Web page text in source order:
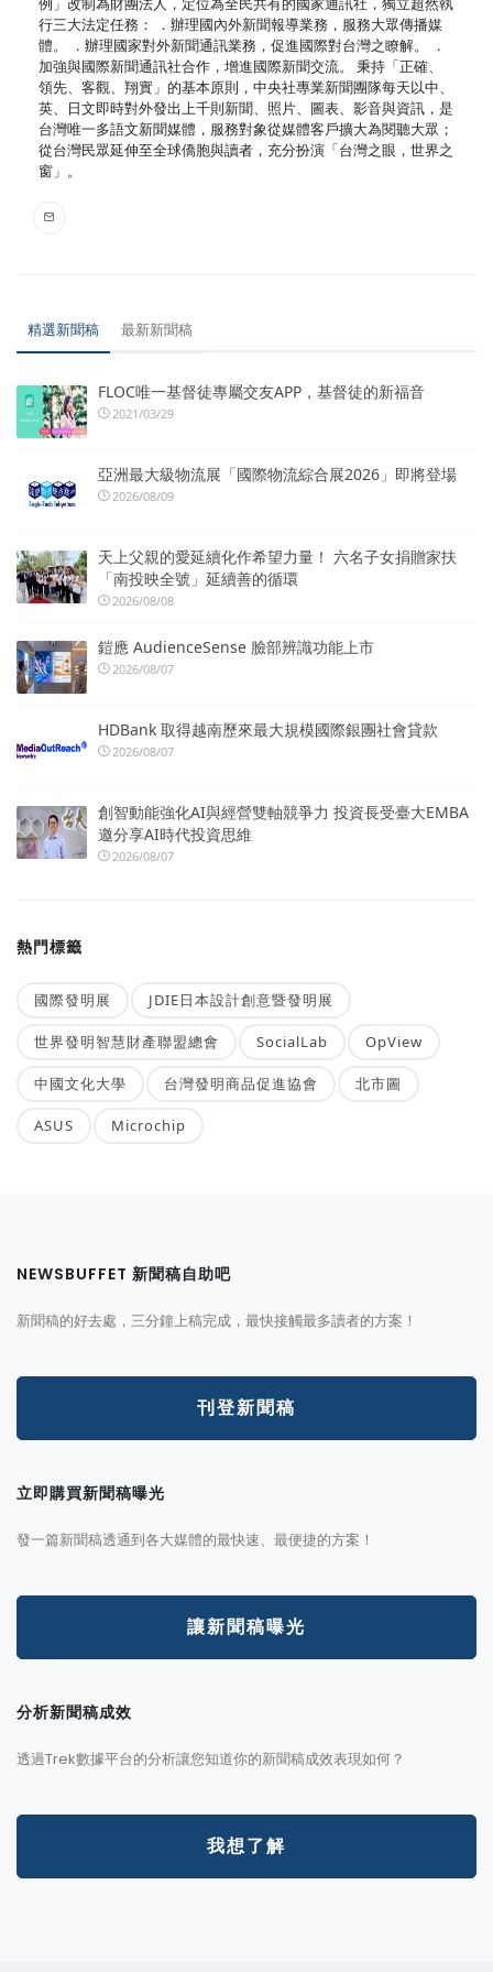
行三大法定任務： ．辦理國內外新聞報導業務，服務大眾傳播媒
體。 ．辦理國家對外新聞通訊業務，促進國際對台灣之瞭解。 ．
加強與國際新聞通訊社合作，增進國際新聞交流。 秉持「正確、
領先、客觀、翔實」的基本原則，中央社專業新聞團隊每天以中、
英、日文即時對外發出上千則新聞、照片、圖表、影音與資訊，是
台灣唯一多語文新聞媒體，服務對象從媒體客戶擴大為閱聽大眾；
從台灣民眾延伸至全球僑胞與讀者，充分扮演「台灣之眼，世界之
窗」。
精選新聞稿 最新新聞稿
FLOC唯一基督徒專屬交友APP，基督徒的新福音
2021/03/29
亞洲最大級物流展「國際物流綜合展2026」即將登場
2026/08/09
天上父親的愛延續化作希望力量！ 六名子女捐贈家扶
「南投映全號」延續善的循環
2026/08/08
鎧應 AudienceSense 臉部辨識功能上市
2026/08/07
HDBank 取得越南歷來最大規模國際銀團社會貸款
2026/08/07
創智動能強化AI與經營雙軸競爭力 投資長受臺大EMBA
邀分享AI時代投資思維
2026/08/07
熱門標籤
國際發明展 JDIE日本設計創意暨發明展
世界發明智慧財產聯盟總會 SocialLab OpView
中國文化大學 台灣發明商品促進協會 北市圖
ASUS Microchip
NEWSBUFFET 新聞稿自助吧
新聞稿的好去處，三分鐘上稿完成，最快接觸最多讀者的方案！
刊登新聞稿
立即購買新聞稿曝光
發一篇新聞稿透通到各大媒體的最快速、最便捷的方案！
讓新聞稿曝光
分析新聞稿成效
透過Trek數據平台的分析讓您知道你的新聞稿成效表現如何？
我想了解